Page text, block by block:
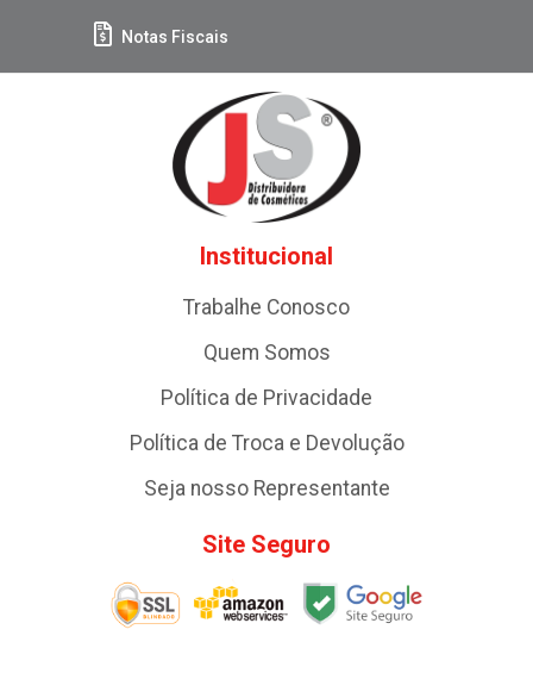
Notas Fiscais
Institucional
Trabalhe Conosco
Quem Somos
Política de Privacidade
Política de Troca e Devolução
Seja nosso Representante
Site Seguro